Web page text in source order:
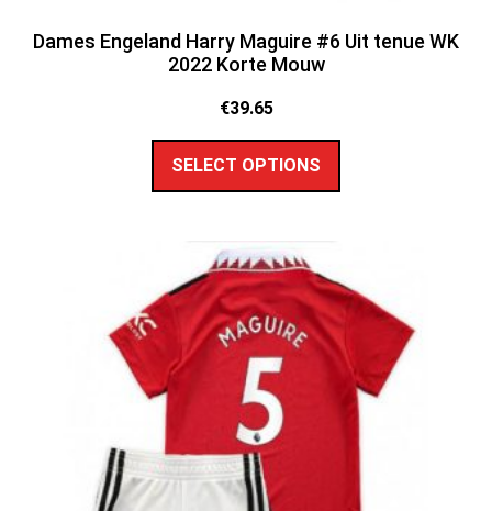
Dames Engeland Harry Maguire #6 Uit tenue WK
2022 Korte Mouw
€39.65
SELECT OPTIONS